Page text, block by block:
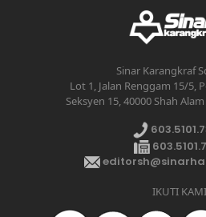
Sinar Karangkraf
Lot 1, Jalan Renggam 15/5,
Seksyen 15, 40000 Shah
IKUTI KAMI